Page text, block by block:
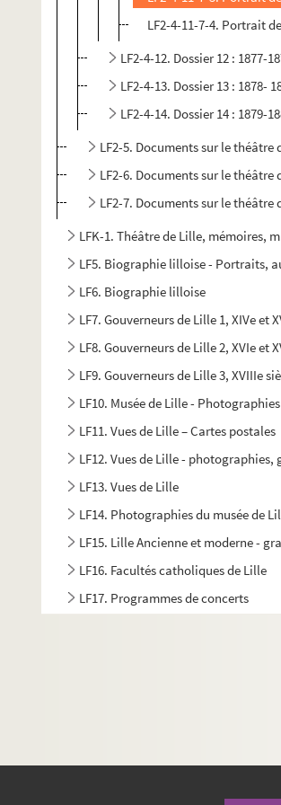
LF2-4-11-7-4. Portrait
LF2-4-12. Dossier 12 : 1877-
LF2-4-13. Dossier 13 : 1878-
LF2-4-14. Dossier 14 : 1879-
LF2-5. Documents sur le théâtre
LF2-6. Documents sur le théâtre
LF2-7. Documents sur le théâtre
LFK-1. Théâtre de Lille, mémoires,
LF5. Biographie lilloise - Portraits,
LF6. Biographie lilloise
LF7. Gouverneurs de Lille 1, XIVe et
LF8. Gouverneurs de Lille 2, XVIe et
LF9. Gouverneurs de Lille 3, XVIIIe
LF10. Musée de Lille - Photographies
LF11. Vues de Lille – Cartes postales
LF12. Vues de Lille - photographies,
LF13. Vues de Lille
LF14. Photographies du musée de
LF15. Lille Ancienne et moderne -
LF16. Facultés catholiques de Lille
LF17. Programmes de concerts
LF23. Bibliographie du Nord de la